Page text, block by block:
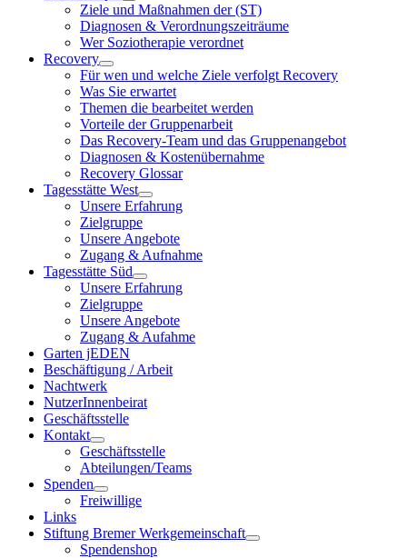
Ziele und Maßnahmen der (ST)
Diagnosen & Verordnungszeiträume
Wer Soziotherapie verordnet
Recovery
Für wen und welche Ziele verfolgt Recovery
Was Sie erwartet
Themen die bearbeitet werden
Vorteile der Gruppenarbeit
Das Recovery-Team und das Gruppenangebot
Diagnosen & Kostenübernahme
Recovery Glossar
Tagesstätte West
Unsere Erfahrung
Zielgruppe
Unsere Angebote
Zugang & Aufnahme
Tagesstätte Süd
Unsere Erfahrung
Zielgruppe
Unsere Angebote
Zugang & Aufahme
Garten jEDEN
Beschäftigung / Arbeit
Nachtwerk
NutzerInnenbeirat
Geschäftsstelle
Kontakt
Geschäftsstelle
Abteilungen/Teams
Spenden
Freiwillige
Links
Stiftung Bremer Werkgemeinschaft
Spendenshop